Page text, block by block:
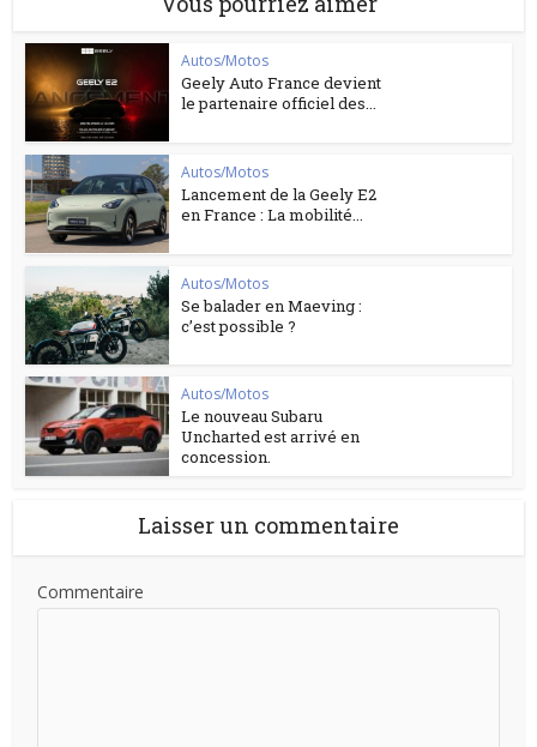
Autos/Motos
Geely Auto France devient
le partenaire officiel des...
Autos/Motos
Lancement de la Geely E2
en France : La mobilité...
Autos/Motos
Se balader en Maeving :
c’est possible ?
Autos/Motos
Le nouveau Subaru
Uncharted est arrivé en
concession.
Laisser un commentaire
Commentaire